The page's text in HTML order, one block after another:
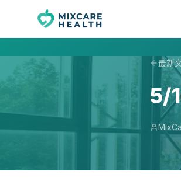
最新
5/